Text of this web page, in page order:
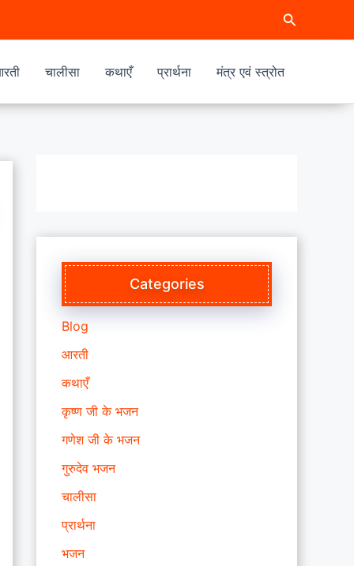
Search
चालीसा कथाएँ प्रार्थना मंत्र एवं स्त्रोत
Categories
Blog
आरती
कथाएँ
कृष्ण जी के भजन
गणेश जी के भजन
गुरुदेव भजन
चालीसा
प्रार्थना
भजन